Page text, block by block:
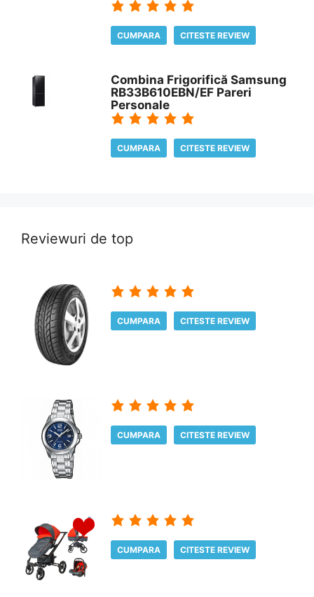
CUMPARA CITESTE REVIEW
Combina Frigorifică Samsung
RB33B610EBN/EF Pareri
Personale
CUMPARA CITESTE REVIEW
Reviewuri de top
CUMPARA CITESTE REVIEW
CUMPARA CITESTE REVIEW
CUMPARA CITESTE REVIEW